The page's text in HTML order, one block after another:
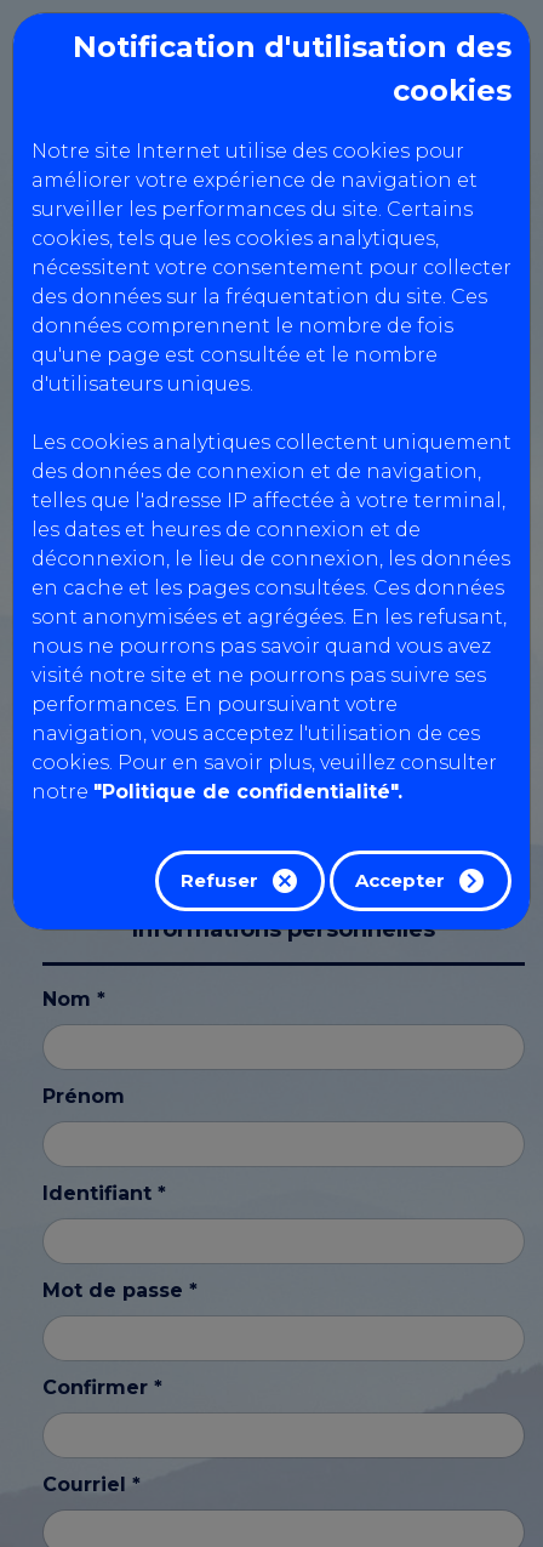
Notification d'utilisation des
cookies
Notre site Internet utilise des cookies pour
améliorer votre expérience de navigation et
surveiller les performances du site. Certains
cookies, tels que les cookies analytiques,
nécessitent votre consentement pour collecter
des données sur la fréquentation du site. Ces
données comprennent le nombre de fois
qu'une page est consultée et le nombre
d'utilisateurs uniques.
Les cookies analytiques collectent uniquement
des données de connexion et de navigation,
telles que l'adresse IP affectée à votre terminal,
les dates et heures de connexion et de
déconnexion, le lieu de connexion, les données
en cache et les pages consultées. Ces données
sont anonymisées et agrégées. En les refusant,
nous ne pourrons pas savoir quand vous avez
visité notre site et ne pourrons pas suivre ses
performances. En poursuivant votre
navigation, vous acceptez l'utilisation de ces
cookies. Pour en savoir plus, veuillez consulter
notre "Politique de confidentialité".
Refuser Accepter
Auto Bilan Melusin
Création de client en compte
Informations société
Type de prestation *
VL
Nom de la société *
Numéro TVA
SIRET
Informations personnelles
Nom *
Prénom
Identifiant *
Mot de passe *
Confirmer *
Courriel *